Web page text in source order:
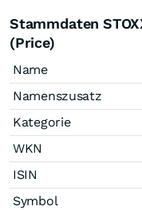
Stammdaten
(Price)
Name
Namenszusatz
Kategorie
WKN
ISIN
Symbol